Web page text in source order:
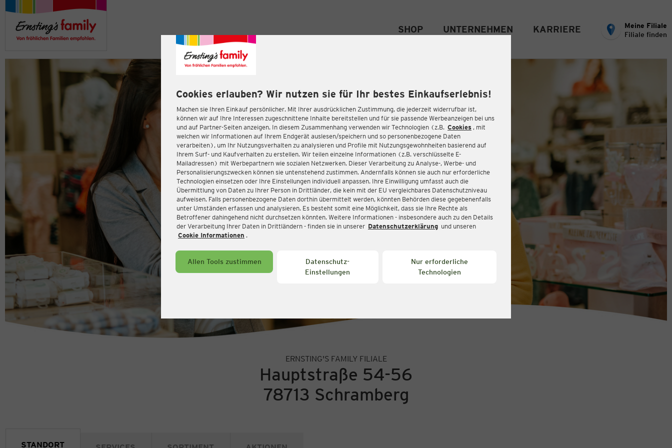
Cookies erlauben? Wir nutzen sie für Ihr bestes Einkaufserlebnis!
Machen sie Ihren Einkauf persönlicher. Mit Ihrer ausdrücklichen Zustimmung, die jederzeit widerrufbar ist,
können wir auf Ihre Interessen zugeschnittene Inhalte bereitstellen und für sie passende Werbeanzeigen bei uns
und auf Partner-Seiten anzeigen. In diesem Zusammenhang verwenden wir Technologien (z.B. Cookies , mit
welchen wir Informationen auf Ihrem Endgerät auslesen/speichern und so personenbezogene Daten
verarbeiten), um Ihr Nutzungsverhalten zu analysieren und Profile mit Nutzungsgewohnheiten basierend auf
Ihrem Surf- und Kaufverhalten zu erstellen. Wir teilen einzelne Informationen (z.B. verschlüsselte E-
Mailadressen) mit Werbepartnern wie sozialen Netzwerken. Dieser Verarbeitung zu Analyse-, Werbe- und
Personalisierungszwecken können sie untenstehend zustimmen. Andernfalls können sie auch nur erforderliche
Technologien einsetzen oder Ihre Einstellungen individuell anpassen. Ihre Einwilligung umfasst auch die
Übermittlung von Daten zu Ihrer Person in Drittländer, die kein mit der EU vergleichbares Datenschutzniveau
aufweisen. Falls personenbezogene Daten dorthin übermittelt werden, könnten Behörden diese gegebenenfalls
unter Umständen erfassen und analysieren. Es besteht somit eine Möglichkeit, dass sie Ihre Rechte als
Betroffener dahingehend nicht durchsetzen könnten. Weitere Informationen - insbesondere auch zu den Details
der Verarbeitung Ihrer Daten in Drittländern - finden sie in unserer Datenschutzerklärung und unseren
Cookie Informationen .
Allen Tools zustimmen
Datenschutz-
Einstellungen
Nur erforderliche
Technologien
SHOP UNTERNEHMEN KARRIERE
Meine Filiale
Filiale finden
ERNSTING'S FAMILY FILIALE
Hauptstraße 54-56
78713 Schramberg
STANDORT